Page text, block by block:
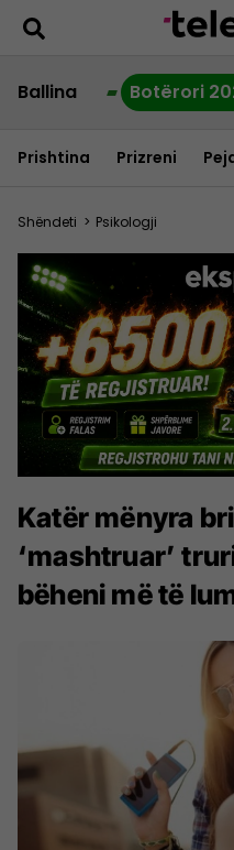
Ballina Botërori
Prishtina Prizreni
Shëndeti > Psikologji
Katër mënyra
‘mashtruar’
bëheni më të